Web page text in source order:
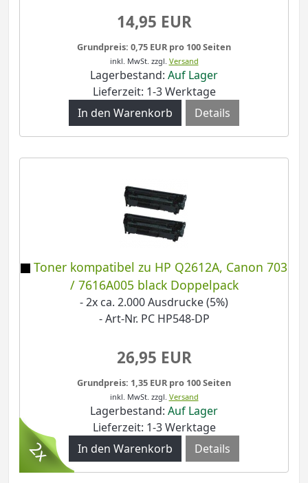
14,95 EUR
Grundpreis: 0,75 EUR pro 100 Seiten
inkl. MwSt. zzgl. Versand
Lagerbestand: Auf Lager
Lieferzeit: 1-3 Werktage
Details
Toner kompatibel zu HP Q2612A, Canon 703
/ 7616A005 black Doppelpack
- 2x ca. 2.000 Ausdrucke (5%)
- Art-Nr. PC HP548-DP
26,95 EUR
Grundpreis: 1,35 EUR pro 100 Seiten
inkl. MwSt. zzgl. Versand
Lagerbestand: Auf Lager
Lieferzeit: 1-3 Werktage
Details